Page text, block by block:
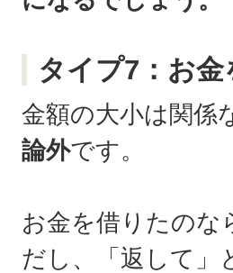
タイプ7：お
金額の大小は関係
論外です。
お金を借りたのな
だし、「返して」